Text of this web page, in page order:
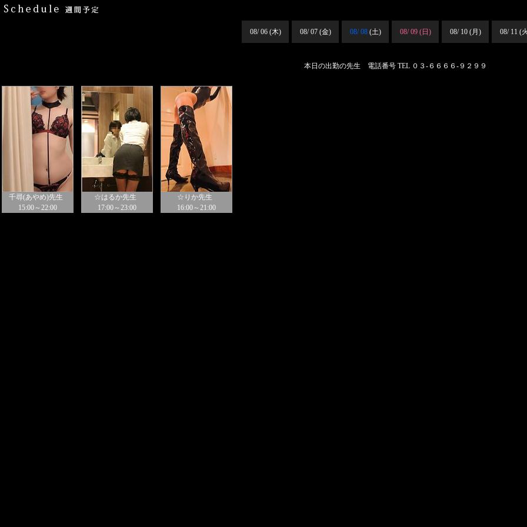
08/ 06 (木) 08/ 07 (金) 08/ 08 (土) 08/ 09 (日) 08/ 10 (月) 08/ 11 (
本日の出勤の先生 電話番号TEL ０３-６６６６-９２９９
千尋(あやめ)先生
15:00～22:00
☆はるか先生
17:00～23:00
☆りか先生
16:00～21:00